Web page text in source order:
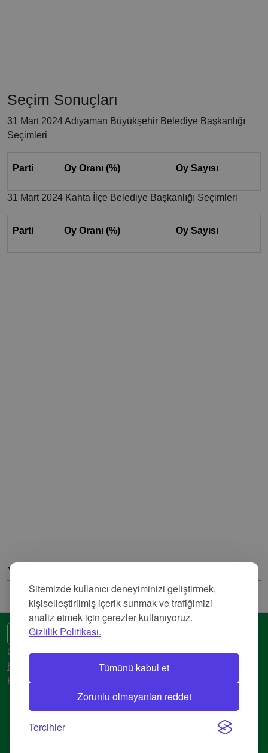
Sitemizde kullanıcı deneyiminizi geliştirmek,
kişiselleştirilmiş içerik sunmak ve trafiğimizi
analiz etmek için çerezler kullanıyoruz.
Gizlilik Politikası.
Tümünü kabul et
Zorunlu olmayanları reddet
Tercihler
Seçim Sonuçları
31 Mart 2024 Adıyaman Büyükşehir Belediye Başkanlığı
Seçimleri
Parti Oy Oranı (%) Oy Sayısı
31 Mart 2024 Kahta İlçe Belediye Başkanlığı Seçimleri
Parti Oy Oranı (%) Oy Sayısı
Yorumlar
🌍 Başka bir dil
Gizlilik Politikası
Hizmet Şartları
Künye
© 2018-2026 AtlasBig.com